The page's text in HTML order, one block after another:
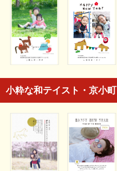
小粋な和テイスト・京小町